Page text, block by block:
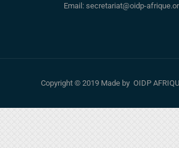
Email: secretariat@oidp-
Copyright © 2019 Made by OIDP